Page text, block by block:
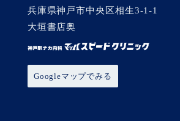
兵庫県神戸市中央区相生3-1-1
大垣書店奥
Googleマップでみる